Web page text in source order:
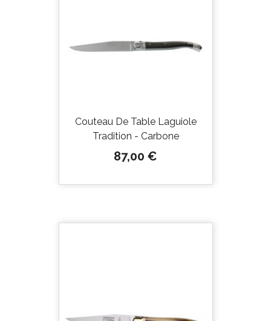
Couteau De Table Laguiole
Tradition - Carbone
Prix
87,00 €